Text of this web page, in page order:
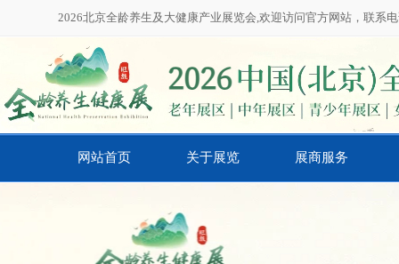
2026北京全龄养生及大健康产业展览会,欢迎访问官方网站，联系
网站首页 关于展览 展商服务